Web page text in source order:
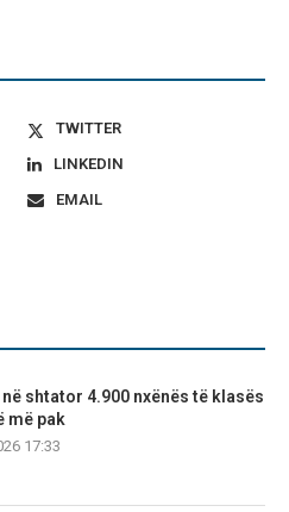
TWITTER
LINKEDIN
EMAIL
shtator 4.900 nxënës të klasës
më pak
17:33